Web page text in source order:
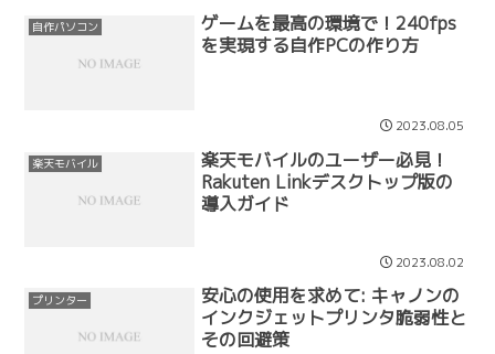
自作パソコン
ゲームを最高の環境で！240fps
を実現する自作PCの作り方
2023.08.05
楽天モバイル
楽天モバイルのユーザー必見！
Rakuten Linkデスクトップ版の
導入ガイド
2023.08.02
プリンター
安心の使用を求めて: キャノンの
インクジェットプリンタ脆弱性と
その回避策